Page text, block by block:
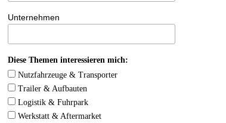
Unternehmen
Diese Themen interessieren mich:
Nutzfahrzeuge & Transporter
Trailer & Aufbauten
Logistik & Fuhrpark
Werkstatt & Aftermarket